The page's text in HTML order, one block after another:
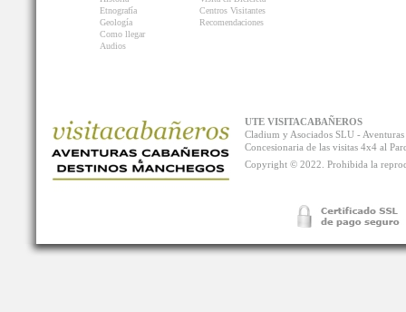
Etnografía
Geología
Como llegar
Audios
Centros Visitantes
Recomendaciones
UTE VISITACABAÑEROS
Cladium y Asociados SLU -
Concesionaria de las visitas 4x4 al
Copyright © 2022. Prohibida la